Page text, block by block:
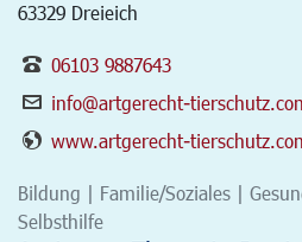
63329 Dreieich
06103 9887643
info@artgerecht-
www.artgerecht-
Bildung | Familie/Soziales |
Selbsthilfe